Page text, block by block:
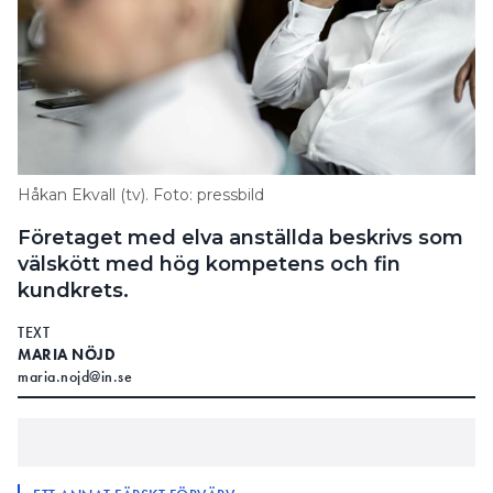
Håkan Ekvall (tv). Foto: pressbild
Företaget med elva anställda beskrivs som
välskött med hög kompetens och fin
kundkrets.
TEXT
MARIA NÖJD
maria.nojd@in.se